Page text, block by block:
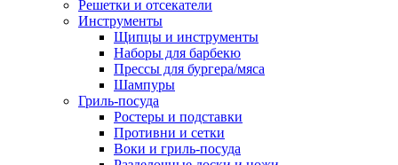
Решетки и отсекатели
Инструменты
Щипцы и инструменты
Наборы для барбекю
Прессы для бургера/мяса
Шампуры
Гриль-посуда
Ростеры и подставки
Противни и сетки
Воки и гриль-посуда